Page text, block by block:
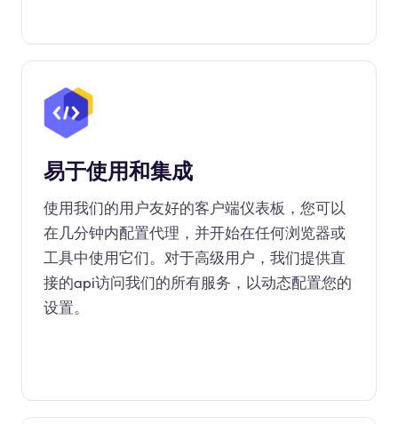
易于使用和集成
使用我们的用户友好的客户端仪表板，您可以
在几分钟内配置代理，并开始在任何浏览器或
工具中使用它们。对于高级用户，我们提供直
接的api访问我们的所有服务，以动态配置您的
设置。